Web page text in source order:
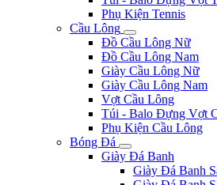
Phụ Kiện Tennis
Cầu Lông
Đồ Cầu Lông Nữ
Đồ Cầu Lông Nam
Giày Cầu Lông Nữ
Giày Cầu Lông Nam
Vợt Cầu Lông
Túi - Balo Đựng Vợt
Phụ Kiện Cầu Lông
Bóng Đá
Giày Đá Banh
Giày Đá Banh